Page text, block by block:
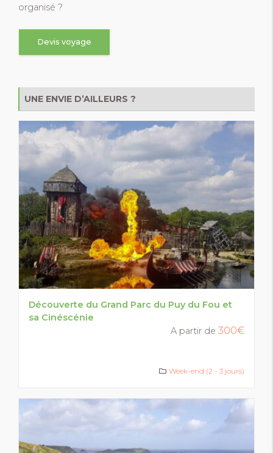
organisé ?
Devis voyage
UNE ENVIE D’AILLEURS ?
Découverte du Grand Parc du Puy du Fou et
sa Cinéscénie
A partir de 300€
Week-end (2 - 3 jours)